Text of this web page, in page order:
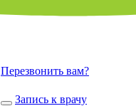
Перезвонить вам?
Запись к врачу